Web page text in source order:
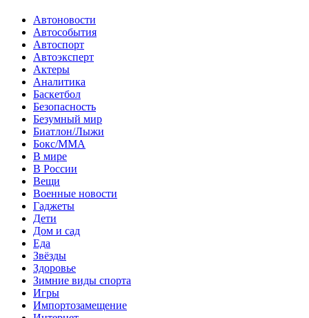
Автоновости
Автособытия
Автоспорт
Автоэксперт
Актеры
Аналитика
Баскетбол
Безопасность
Безумный мир
Биатлон/Лыжи
Бокс/MMA
В мире
В России
Вещи
Военные новости
Гаджеты
Дети
Дом и сад
Еда
Звёзды
Здоровье
Зимние виды спорта
Игры
Импортозамещение